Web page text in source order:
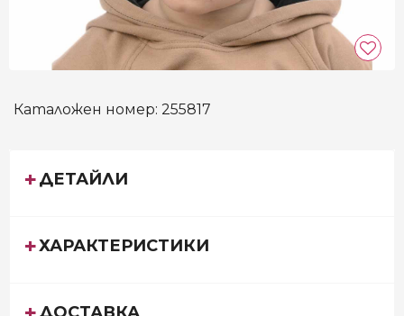
Каталожен номер: 255817
ДЕТАЙЛИ
ХАРАКТЕРИСТИКИ